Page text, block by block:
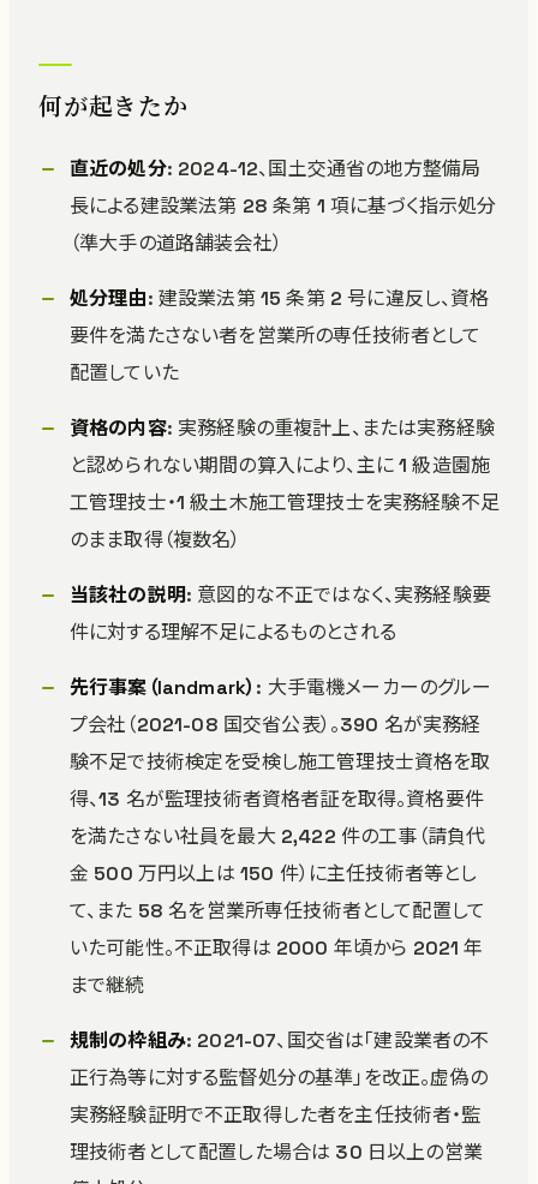
何が起きたか
直近の処分: 2024-12、国土交通省の地方整備局
長による建設業法第 28 条第 1 項に基づく指示処分
（準大手の道路舗装会社）
処分理由: 建設業法第 15 条第 2 号に違反し、資格
要件を満たさない者を営業所の専任技術者として
配置していた
資格の内容: 実務経験の重複計上、または実務経験
と認められない期間の算入により、主に 1 級造園施
工管理技士・1 級土木施工管理技士を実務経験不足
のまま取得（複数名）
当該社の説明: 意図的な不正ではなく、実務経験要
件に対する理解不足によるものとされる
先行事案（landmark） : 大手電機メーカーのグルー
プ会社（2021-08 国交省公表）。390 名が実務経
験不足で技術検定を受検し施工管理技士資格を取
得、13 名が監理技術者資格者証を取得。資格要件
を満たさない社員を最大 2,422 件の工事（請負代
金 500 万円以上は 150 件）に主任技術者等とし
て、また 58 名を営業所専任技術者として配置して
いた可能性。不正取得は 2000 年頃から 2021 年
まで継続
規制の枠組み: 2021-07、国交省は「建設業者の不
正行為等に対する監督処分の基準」を改正。虚偽の
実務経験証明で不正取得した者を主任技術者・監
理技術者として配置した場合は 30 日以上の営業